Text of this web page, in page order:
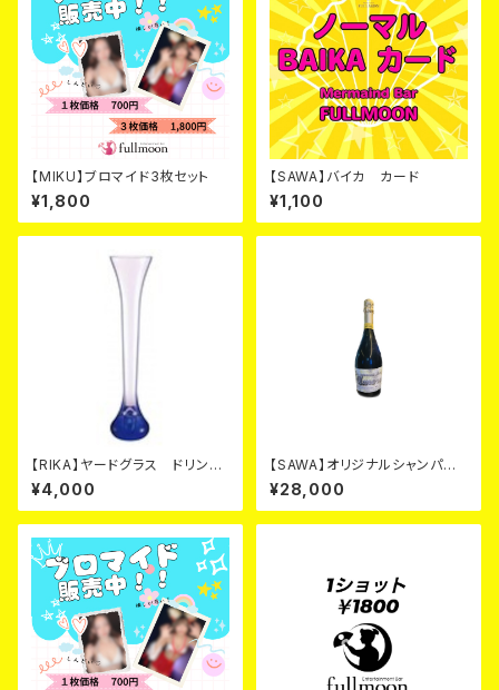
【MIKU】ブロマイド3枚セット
¥1,800
【SAWA】バイカ カード
¥1,100
【RIKA】ヤードグラス ドリンク
カード
¥4,000
【SAWA】オリジナルシャンパ
ン シルバーカード
¥28,000